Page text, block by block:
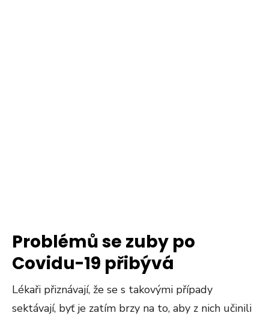
Problémů se zuby po
Covidu-19 přibývá
Lékaři přiznávají, že se s takovými případy
sektávají, byť je zatím brzy na to, aby z nich učinili